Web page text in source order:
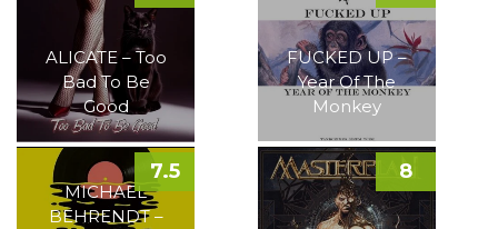
ALICATE – Too
Bad To Be
Good
FUCKED UP –
Year Of The
Monkey
MICHAEL
BEHRENDT –
7.5 8